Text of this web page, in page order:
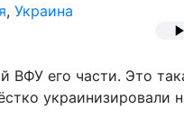
, Украина
ВФУ его части. Это
украинизировали